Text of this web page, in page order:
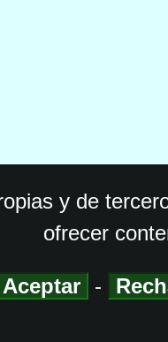
y de
ofrecer
Aceptar -